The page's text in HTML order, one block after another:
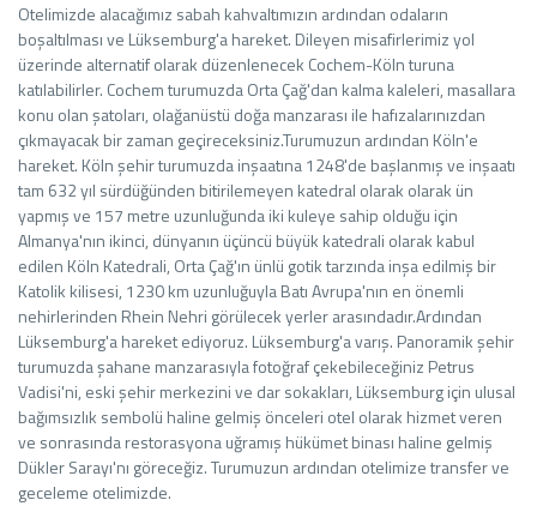
Otelimizde alacağımız sabah kahvaltımızın ardından odaların
boşaltılması ve Lüksemburg'a hareket. Dileyen misafirlerimiz yol
üzerinde alternatif olarak düzenlenecek Cochem-Köln turuna
katılabilirler. Cochem turumuzda Orta Çağ'dan kalma kaleleri, masallara
konu olan şatoları, olağanüstü doğa manzarası ile hafızalarınızdan
çıkmayacak bir zaman geçireceksiniz.Turumuzun ardından Köln'e
hareket. Köln şehir turumuzda inşaatına 1248'de başlanmış ve inşaatı
tam 632 yıl sürdüğünden bitirilemeyen katedral olarak olarak ün
yapmış ve 157 metre uzunluğunda iki kuleye sahip olduğu için
Almanya'nın ikinci, dünyanın üçüncü büyük katedrali olarak kabul
edilen Köln Katedrali, Orta Çağ'ın ünlü gotik tarzında inşa edilmiş bir
Katolik kilisesi, 1230 km uzunluğuyla Batı Avrupa'nın en önemli
nehirlerinden Rhein Nehri görülecek yerler arasındadır.Ardından
Lüksemburg'a hareket ediyoruz. Lüksemburg'a varış. Panoramik şehir
turumuzda şahane manzarasıyla fotoğraf çekebileceğiniz Petrus
Vadisi'ni, eski şehir merkezini ve dar sokakları, Lüksemburg için ulusal
bağımsızlık sembolü haline gelmiş önceleri otel olarak hizmet veren
ve sonrasında restorasyona uğramış hükümet binası haline gelmiş
Dükler Sarayı'nı göreceğiz. Turumuzun ardından otelimize transfer ve
geceleme otelimizde.